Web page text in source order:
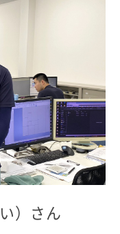
）さん